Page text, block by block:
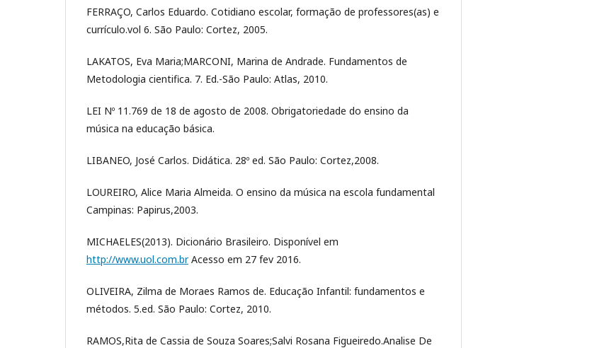
FERRAÇO, Carlos Eduardo. Cotidiano escolar, formação de professores(as) e
currículo.vol 6. São Paulo: Cortez, 2005.
LAKATOS, Eva Maria;MARCONI, Marina de Andrade. Fundamentos de
Metodologia cientifica. 7. Ed.-São Paulo: Atlas, 2010.
LEI Nº 11.769 de 18 de agosto de 2008. Obrigatoriedade do ensino da
música na educação básica.
LIBANEO, José Carlos. Didática. 28º ed. São Paulo: Cortez,2008.
LOUREIRO, Alice Maria Almeida. O ensino da música na escola fundamental
Campinas: Papirus,2003.
MICHAELES(2013). Dicionário Brasileiro. Disponível em
http://www.uol.com.brAcesso em 27 fev 2016.
OLIVEIRA, Zilma de Moraes Ramos de. Educação Infantil: fundamentos e
métodos. 5.ed. São Paulo: Cortez, 2010.
RAMOS,Rita de Cassia de Souza Soares;Salvi Rosana Figueiredo.Analise De